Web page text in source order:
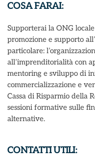
COSA FARAI:
Supporterai la ONG
promozione e supporto
particolare:
all’imprenditorialità con
mentoring e sviluppo di
commercializzazione e
Cassa di Risparmio della
sessioni formative sulle
alternative.
CONTATTI UTILI: